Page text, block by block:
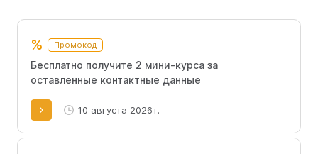
% Промокод
Бесплатно получите 2 мини-курса за
оставленные контактные данные
10 августа 2026 г.